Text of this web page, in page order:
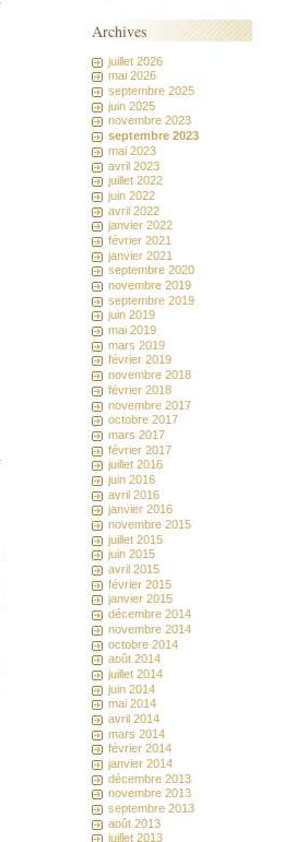
Archives
juillet 2026
mai 2026
septembre 2025
juin 2025
novembre 2023
septembre 2023
mai 2023
avril 2023
juillet 2022
juin 2022
avril 2022
janvier 2022
février 2021
janvier 2021
septembre 2020
novembre 2019
septembre 2019
juin 2019
mai 2019
mars 2019
février 2019
novembre 2018
février 2018
novembre 2017
octobre 2017
mars 2017
février 2017
juillet 2016
juin 2016
avril 2016
janvier 2016
novembre 2015
juillet 2015
juin 2015
avril 2015
février 2015
janvier 2015
décembre 2014
novembre 2014
octobre 2014
août 2014
juillet 2014
juin 2014
mai 2014
avril 2014
mars 2014
février 2014
janvier 2014
décembre 2013
novembre 2013
septembre 2013
août 2013
juillet 2013